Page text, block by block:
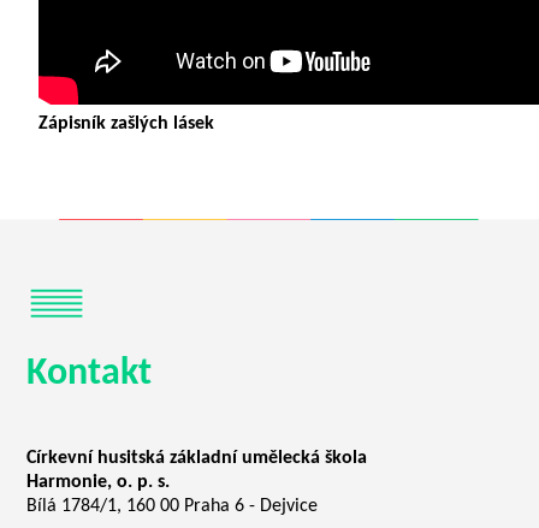
Zápisník zašlých lásek
Kontakt
Církevní husitská základní umělecká škola
Harmonie, o. p. s.
Bílá 1784/1, 160 00 Praha 6 - Dejvice